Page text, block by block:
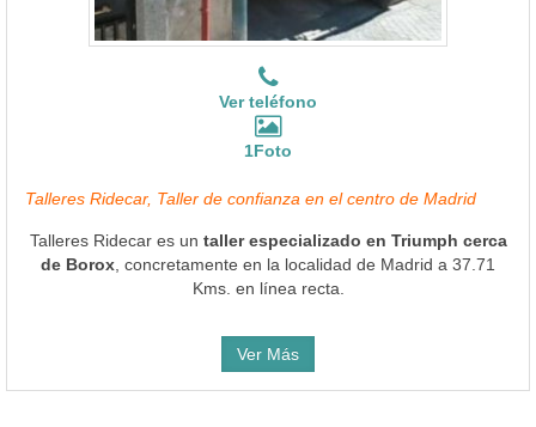
Ver teléfono
1Foto
Talleres Ridecar, Taller de confianza en el centro de Madrid
Talleres Ridecar es un taller especializado en Triumph cerca
de Borox , concretamente en la localidad de Madrid a 37.71
Kms. en línea recta.
Ver Más